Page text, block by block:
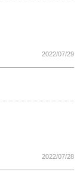
2022/07/29
2022/07/28